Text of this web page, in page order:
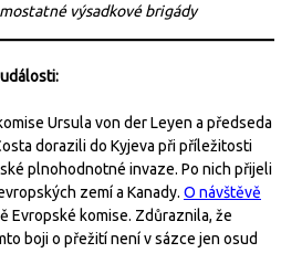
výsadkové brigády
Ursula von der Leyen a předseda
dorazili do Kyjeva při příležitosti
plnohodnotné invaze. Po nich přijeli
zemí a Kanady. O návštěvě
Evropské komise. Zdůraznila, že
boji o přežití není v sázce jen osud